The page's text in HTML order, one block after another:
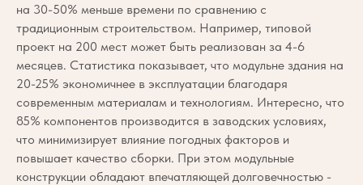
на 30-50% меньше времени по сравнению с
традиционным строительством. Например, типовой
проект на 200 мест может быть реализован за 4-6
месяцев. Статистика показывает, что модульне здания на
20-25% экономичнее в эксплуатации благодаря
современным материалам и технологиям. Интересно, что
85% компонентов производится в заводских условиях,
что минимизирует влияние погодных факторов и
повышает качество сборки. При этом модульные
конструкции обладают впечатляющей долговечностью -